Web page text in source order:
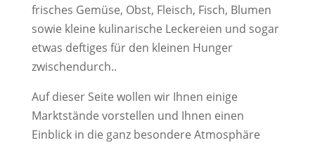
frisches Gemüse, Obst, Fleisch, Fisch, Blumen
sowie kleine kulinarische Leckereien und sogar
etwas deftiges für den kleinen Hunger
zwischendurch..
Auf dieser Seite wollen wir Ihnen einige
Marktstände vorstellen und Ihnen einen
Einblick in die ganz besondere Atmosphäre